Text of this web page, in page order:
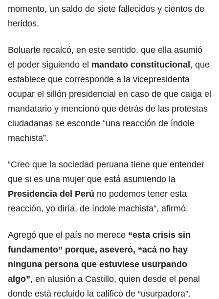
momento, un saldo de siete fallecidos y cientos de
heridos.
Boluarte recalcó, en este sentido, que ella asumió
el poder siguiendo el mandato constitucional, que
establece que corresponde a la vicepresidenta
ocupar el sillón presidencial en caso de que caiga el
mandatario y mencionó que detrás de las protestas
ciudadanas se esconde “una reacción de índole
machista”.
“Creo que la sociedad peruana tiene que entender
que si es una mujer que está asumiendo la
Presidencia del Perú no podemos tener esta
reacción, yo diría, de índole machista”, afirmó.
Agregó que el país no merece “esta crisis sin
fundamento” porque, aseveró, “acá no hay
ninguna persona que estuviese usurpando
algo”, en alusión a Castillo, quien desde el penal
donde está recluido la calificó de “usurpadora”.